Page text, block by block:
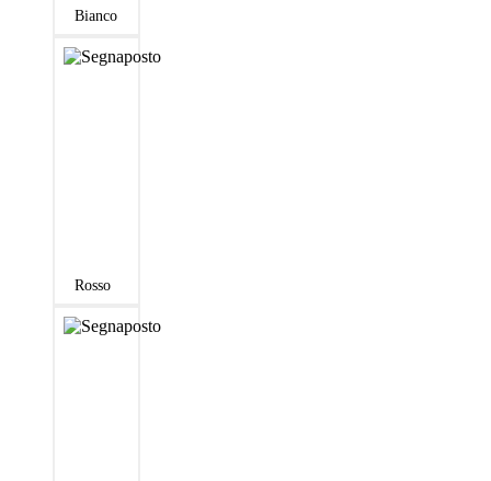
Bianco
Rosso